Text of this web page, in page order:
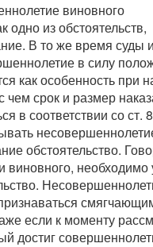
виновного
одно из обстоятельств,
В то же время суды
в силу
как особенность при
чем срок и размер
в соответствии со ст.
обстоятельство.
необходимо
если к моменту
достиг